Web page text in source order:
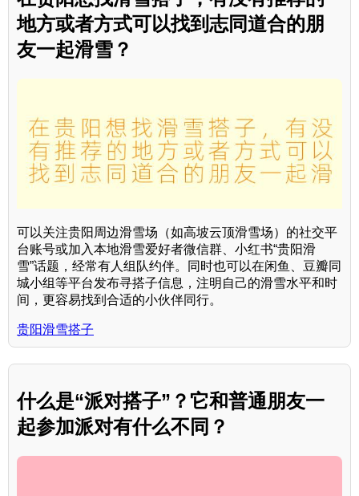
地方或者方式可以找到志同道合的朋
友一起滑雪？
可以关注贵阳周边滑雪场（如高坡云顶滑雪场）的社交平
台账号或加入本地滑雪爱好者微信群、小红书“贵阳滑
雪”话题，经常有人组队约伴。同时也可以在闲鱼、豆瓣同
城小组等平台发布寻搭子信息，注明自己的滑雪水平和时
间，更容易找到合适的小伙伴同行。
贵阳滑雪搭子
什么是“派对搭子”？它和普通朋友一
起参加派对有什么不同？